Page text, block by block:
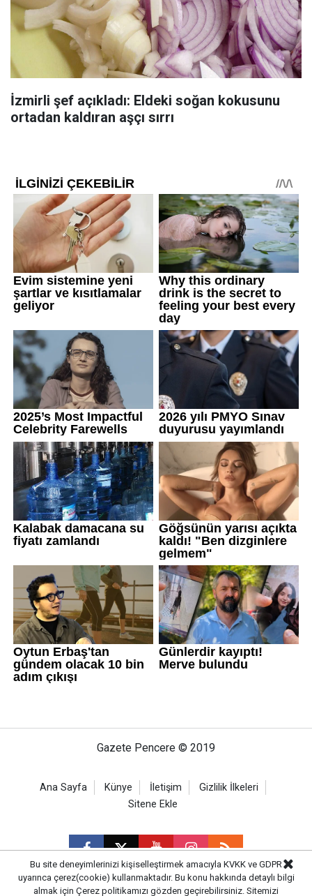
İzmirli şef açıkladı: Eldeki soğan kokusunu
ortadan kaldıran aşçı sırrı
Gazete Pencere © 2019
Ana Sayfa Künye İletişim
Gizlilik İlkeleri
Sitene Ekle
Bu site deneyimlerinizi kişiselleştirmek amacıyla KVKK ve GDPR
uyarınca çerez(cookie) kullanmaktadır. Bu konu hakkında detaylı bilgi
almak için Çerez politikamızı gözden geçirebilirsiniz. Sitemizi